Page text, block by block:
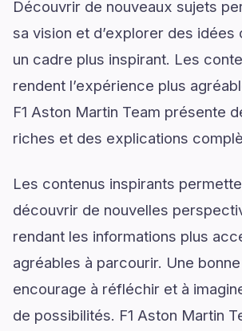
Découvrir de nouveaux sujets
sa vision et d’explorer des idées
un cadre plus inspirant. Les
rendent l’expérience plus
F1 Aston Martin Team présente
riches et des explications
Les contenus inspirants
découvrir de nouvelles
rendant les informations plus
agréables à parcourir. Une
encourage à réfléchir et à
de possibilités. F1 Aston Martin